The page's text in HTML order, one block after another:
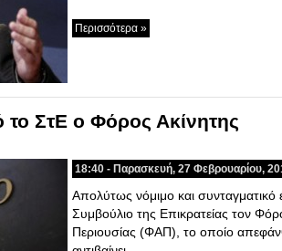
Περισσότερα »
ΣτΕ ο Φόρος Ακίνητης
18:40 - Παρασκευή, 27 Φεβρουαρίου,
Απολύτως νόμιμο και συνταγματικό
Συμβούλιο της Επικρατείας τον
Περιουσίας (ΦΑΠ), το οποίο